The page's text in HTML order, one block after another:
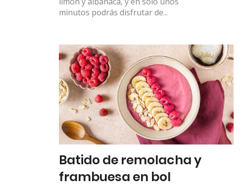
minutos podrás disfrutar de...
Batido de remolacha y
frambuesa en bol